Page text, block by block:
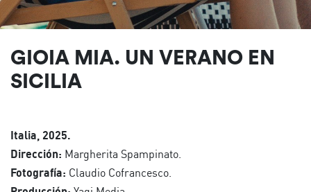
GIOIA MIA. UN VERANO EN
SICILIA
Italia, 2025.
Dirección: Margherita Spampinato.
Fotografía: Claudio Cofrancesco.